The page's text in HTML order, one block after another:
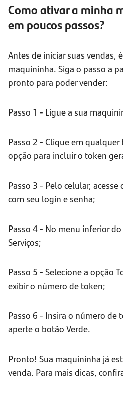
Como ativar a minha
em poucos passos?
Antes de iniciar suas vendas,
maquininha. Siga o passo a
pronto para poder vender:
Passo 1 - Ligue a sua
Passo 2 - Clique em
opção para incluir o token
Passo 3 - Pelo celular,
com seu login e senha;
Passo 4 - No menu inferior
Serviços;
Passo 5 - Selecione a opção
exibir o número de token;
Passo 6 - Insira o número de
aperte o botão Verde.
Pronto! Sua maquininha já
venda. Para mais dicas,